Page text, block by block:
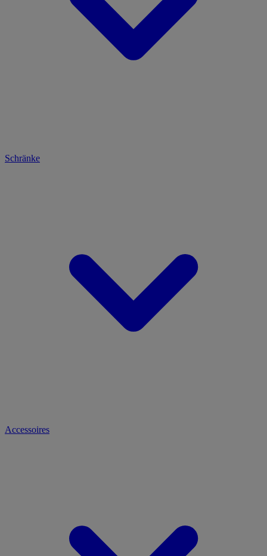
Schränke
Accessoires